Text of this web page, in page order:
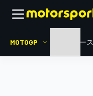
MOTOGP ニュース